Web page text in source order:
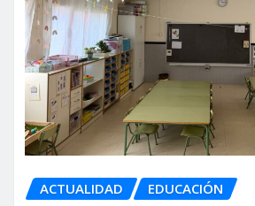
ACTUALIDAD EDUCACIÓN